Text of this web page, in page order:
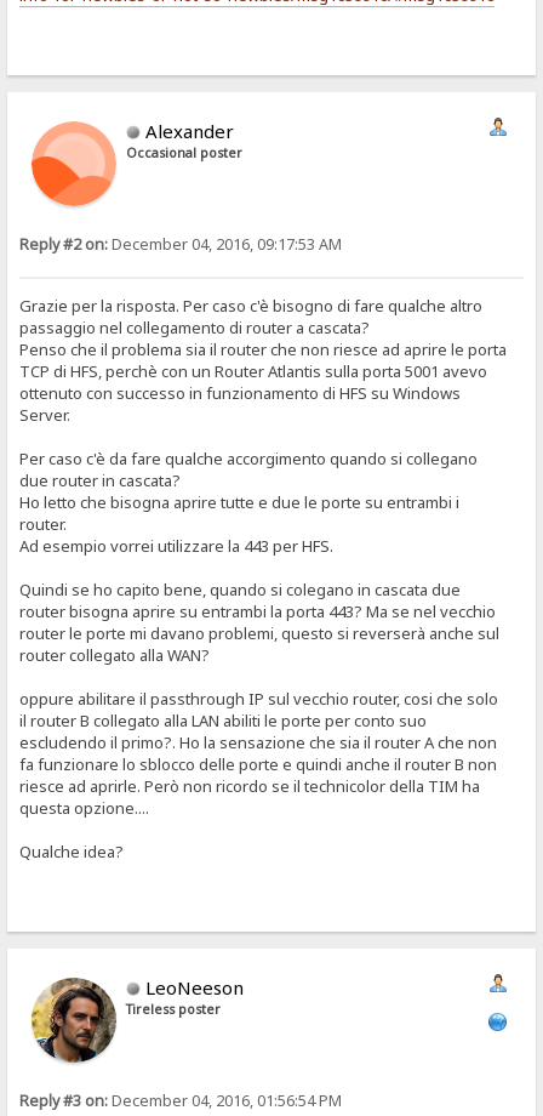
Alexander
Occasional poster
Reply #2 on:December 04, 2016, 09:17:53 AM
Grazie per la risposta. Per caso c'è bisogno di fare qualche altro
passaggio nel collegamento di router a cascata?
Penso che il problema sia il router che non riesce ad aprire le porta
TCP di HFS, perchè con un Router Atlantis sulla porta 5001 avevo
ottenuto con successo in funzionamento di HFS su Windows
Server.
Per caso c'è da fare qualche accorgimento quando si collegano
due router in cascata?
Ho letto che bisogna aprire tutte e due le porte su entrambi i
router.
Ad esempio vorrei utilizzare la 443 per HFS.
Quindi se ho capito bene, quando si colegano in cascata due
router bisogna aprire su entrambi la porta 443? Ma se nel vecchio
router le porte mi davano problemi, questo si reverserà anche sul
router collegato alla WAN?
oppure abilitare il passthrough IP sul vecchio router, cosi che solo
il router B collegato alla LAN abiliti le porte per conto suo
escludendo il primo?. Ho la sensazione che sia il router A che non
fa funzionare lo sblocco delle porte e quindi anche il router B non
riesce ad aprirle. Però non ricordo se il technicolor della TIM ha
questa opzione....
Qualche idea?
LeoNeeson
Tireless poster
Reply #3 on:December 04, 2016, 01:56:54 PM